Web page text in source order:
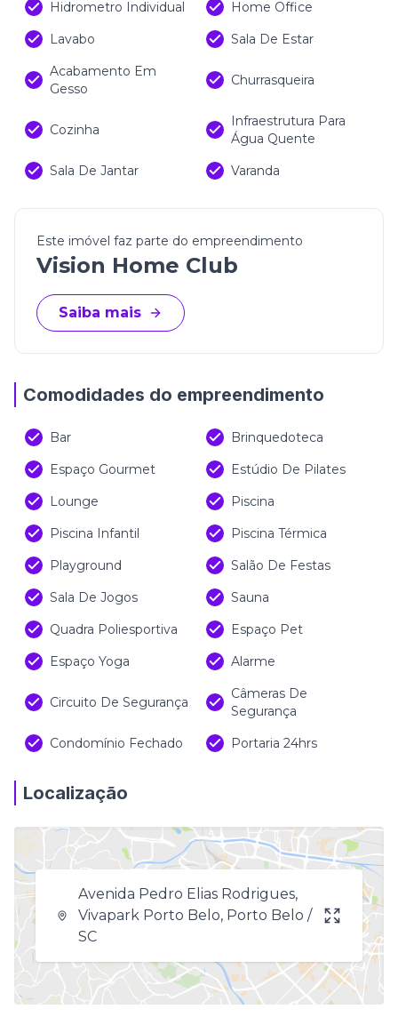
Hidrometro Individual
Home Office
Lavabo
Sala De Estar
Acabamento Em
Gesso
Churrasqueira
Cozinha
Infraestrutura Para
Água Quente
Sala De Jantar
Varanda
Este imóvel faz parte do empreendimento
Vision Home Club
Saiba mais
Comodidades do empreendimento
Bar
Brinquedoteca
Espaço Gourmet
Estúdio De Pilates
Lounge
Piscina
Piscina Infantil
Piscina Térmica
Playground
Salão De Festas
Sala De Jogos
Sauna
Quadra Poliesportiva
Espaço Pet
Espaço Yoga
Alarme
Circuito De Segurança
Câmeras De
Segurança
Condomínio Fechado
Portaria 24hrs
Localização
Avenida Pedro Elias Rodrigues,
Vivapark Porto Belo, Porto Belo /
SC